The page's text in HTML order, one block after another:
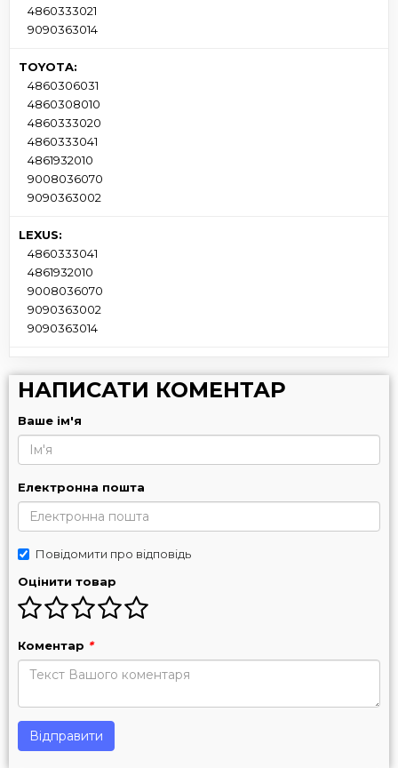
4860333021
9090363014
TOYOTA:
4860306031
4860308010
4860333020
4860333041
4861932010
9008036070
9090363002
LEXUS:
4860333041
4861932010
9008036070
9090363002
9090363014
НАПИСАТИ КОМЕНТАР
Ваше ім'я
Електронна пошта
Повідомити про відповідь
Оцінити товар
Коментар *
Відправити